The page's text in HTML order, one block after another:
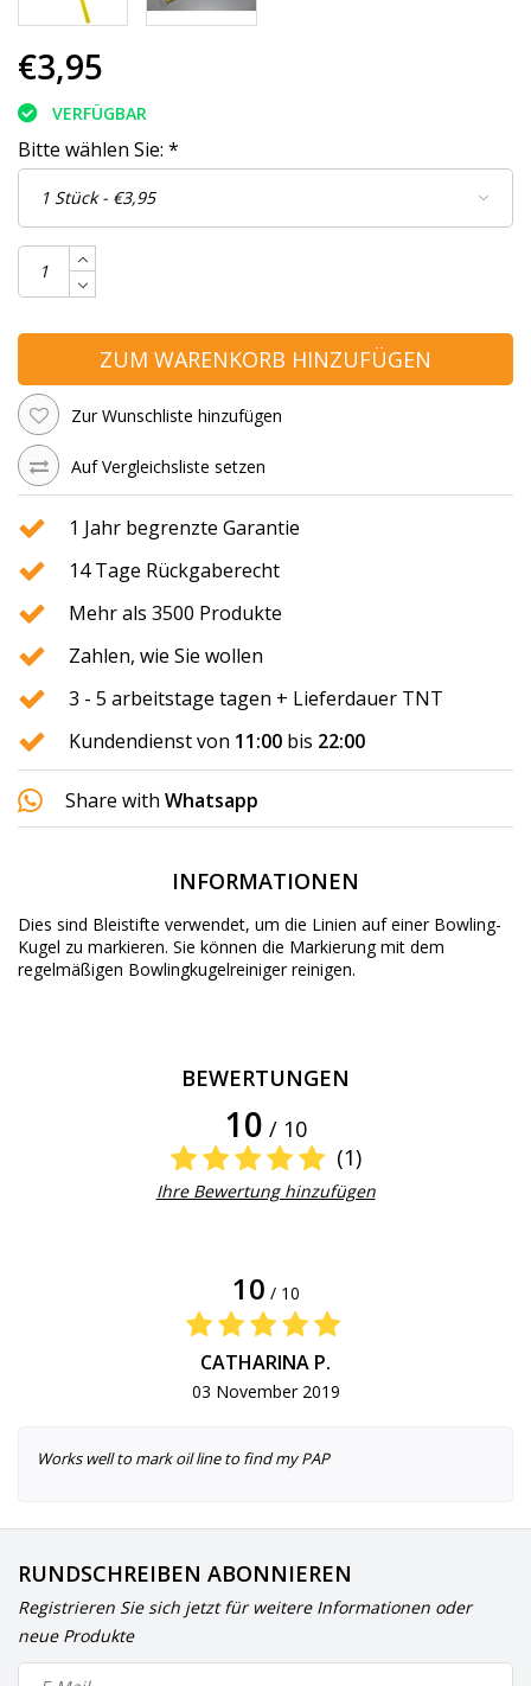
€3,95
VERFÜGBAR
Bitte wählen Sie: *
ZUM WARENKORB HINZUFÜGEN
Zur Wunschliste hinzufügen
Auf Vergleichsliste setzen
1 Jahr begrenzte Garantie
14 Tage Rückgaberecht
Mehr als 3500 Produkte
Zahlen, wie Sie wollen
3 - 5 arbeitstage tagen + Lieferdauer TNT
Kundendienst von 11:00 bis 22:00
Share with Whatsapp
INFORMATIONEN
Dies sind Bleistifte verwendet, um die Linien auf einer Bowling-
Kugel zu markieren. Sie können die Markierung mit dem
regelmäßigen Bowlingkugelreiniger reinigen.
BEWERTUNGEN
10 / 10
(1)
Ihre Bewertung hinzufügen
10 / 10
CATHARINA P.
03 November 2019
Works well to mark oil line to find my PAP
RUNDSCHREIBEN ABONNIEREN
Registrieren Sie sich jetzt für weitere Informationen oder
neue Produkte